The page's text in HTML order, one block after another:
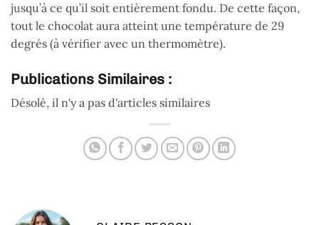
jusqu’à ce qu’il soit entièrement fondu. De cette façon,
tout le chocolat aura atteint une température de 29
degrés (à vérifier avec un thermomètre).
Publications Similaires :
Désolé, il n'y a pas d'articles similaires